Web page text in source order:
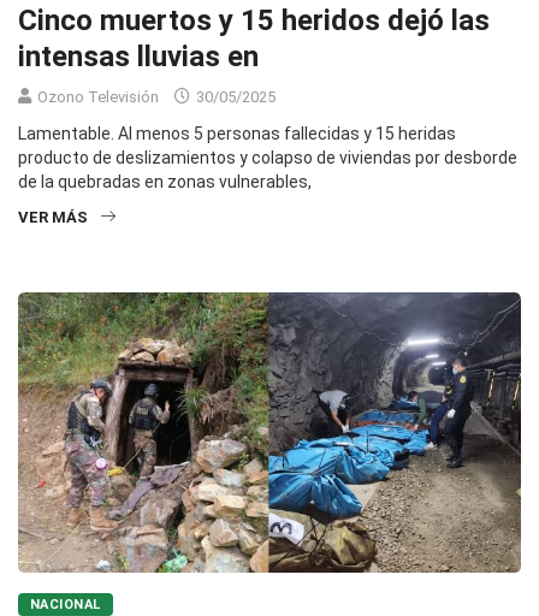
Cinco muertos y 15 heridos dejó las
intensas lluvias en
Ozono Televisión 30/05/2025
Lamentable. Al menos 5 personas fallecidas y 15 heridas
producto de deslizamientos y colapso de viviendas por desborde
de la quebradas en zonas vulnerables,
VER MÁS
NACIONAL